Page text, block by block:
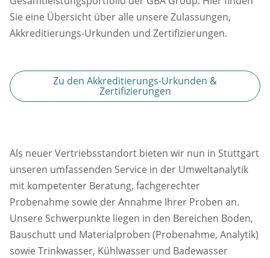
Sie eine Übersicht über alle unsere Zulassungen,
Akkreditierungs-Urkunden und Zertifizierungen.
Zu den Akkreditierungs-Urkunden &
Zertifizierungen
Als neuer Vertriebsstandort bieten wir nun in Stuttgart
unseren umfassenden Service in der Umweltanalytik
mit kompetenter Beratung, fachgerechter
Probenahme sowie der Annahme Ihrer Proben an.
Unsere Schwerpunkte liegen in den Bereichen Boden,
Bauschutt und Materialproben (Probenahme, Analytik)
sowie Trinkwasser, Kühlwasser und Badewasser